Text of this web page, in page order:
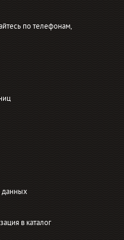
по телефонам,
данных
в каталог